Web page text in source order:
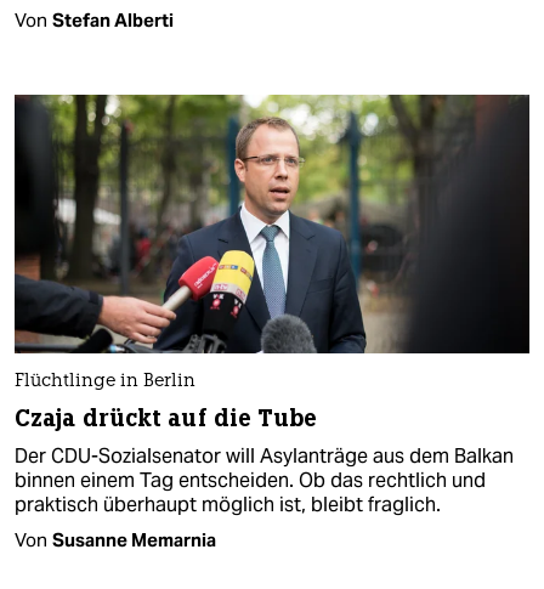
Von Stefan Alberti
Flüchtlinge in Berlin
Czaja drückt auf die Tube
Der CDU-Sozialsenator will Asylanträge aus dem Balkan
binnen einem Tag entscheiden. Ob das rechtlich und
praktisch überhaupt möglich ist, bleibt fraglich.
Von Susanne Memarnia